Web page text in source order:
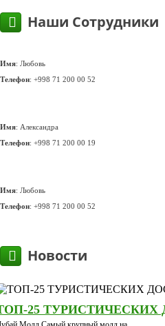
Наши Сотрудники
Имя: Любовь
Телефон: +998 71 200 00 52
Имя: Александра
Телефон: +998 71 200 00 19
Имя: Любовь
Телефон: +998 71 200 00 52
Новости
25